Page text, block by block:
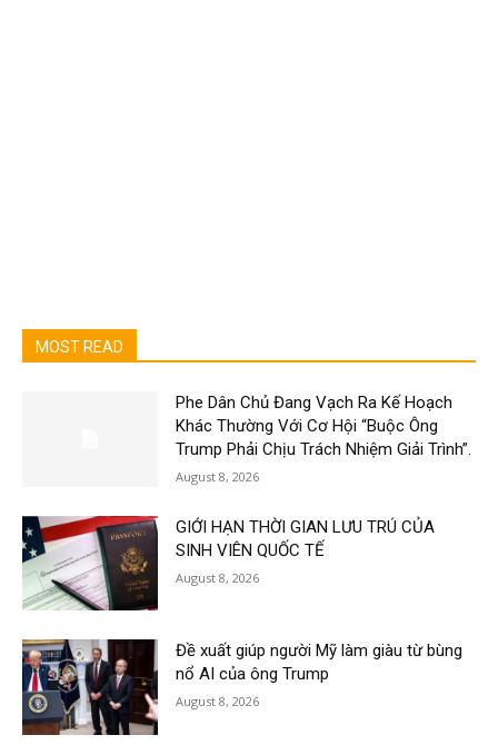
MOST READ
Phe Dân Chủ Đang Vạch Ra Kế Hoạch
Khác Thường Với Cơ Hội “Buộc Ông
Trump Phải Chịu Trách Nhiệm Giải Trình”.
August 8, 2026
GIỚI HẠN THỜI GIAN LƯU TRÚ CỦA
SINH VIÊN QUỐC TẾ
August 8, 2026
Đề xuất giúp người Mỹ làm giàu từ bùng
nổ AI của ông Trump
August 8, 2026